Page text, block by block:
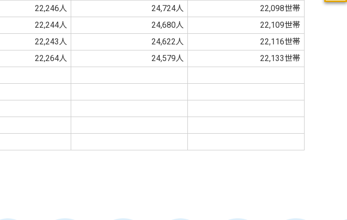
22,246人 24,724人
22,098世帯
22,244人 24,680人
22,109世帯
22,243人 24,622人
22,116世帯
22,264人 24,579人
22,133世帯